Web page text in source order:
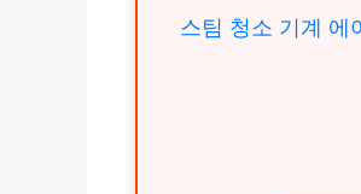
스팀 청소 기계 에